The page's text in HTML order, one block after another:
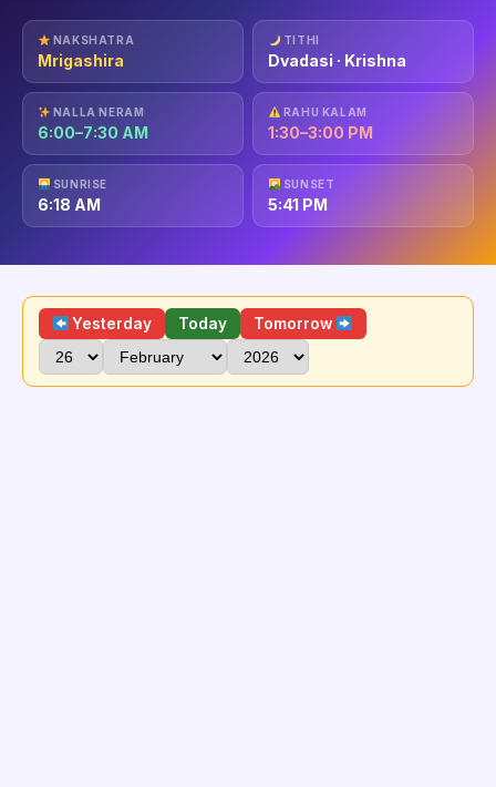
NAKSHATRA
Mrigashira
TITHI
Dvadasi · Krishna
NALLA NERAM
6:00–7:30 AM
RAHU KALAM
1:30–3:00 PM
SUNRISE
6:18 AM
SUNSET
5:41 PM
Yesterday Today Tomorrow